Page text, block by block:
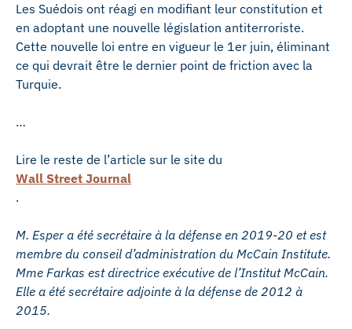
Les Suédois ont réagi en modifiant leur constitution et
en adoptant une nouvelle législation antiterroriste.
Cette nouvelle loi entre en vigueur le 1er juin, éliminant
ce qui devrait être le dernier point de friction avec la
Turquie.
…
Lire le reste de l’article sur le site du
Wall Street Journal
.
M. Esper a été secrétaire à la défense en 2019-20 et est
membre du conseil d’administration du McCain Institute.
Mme Farkas est directrice exécutive de l’Institut McCain.
Elle a été secrétaire adjointe à la défense de 2012 à
2015.